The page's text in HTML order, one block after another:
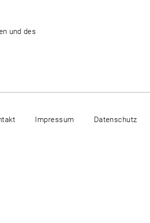
und des
Impressum Datenschutz